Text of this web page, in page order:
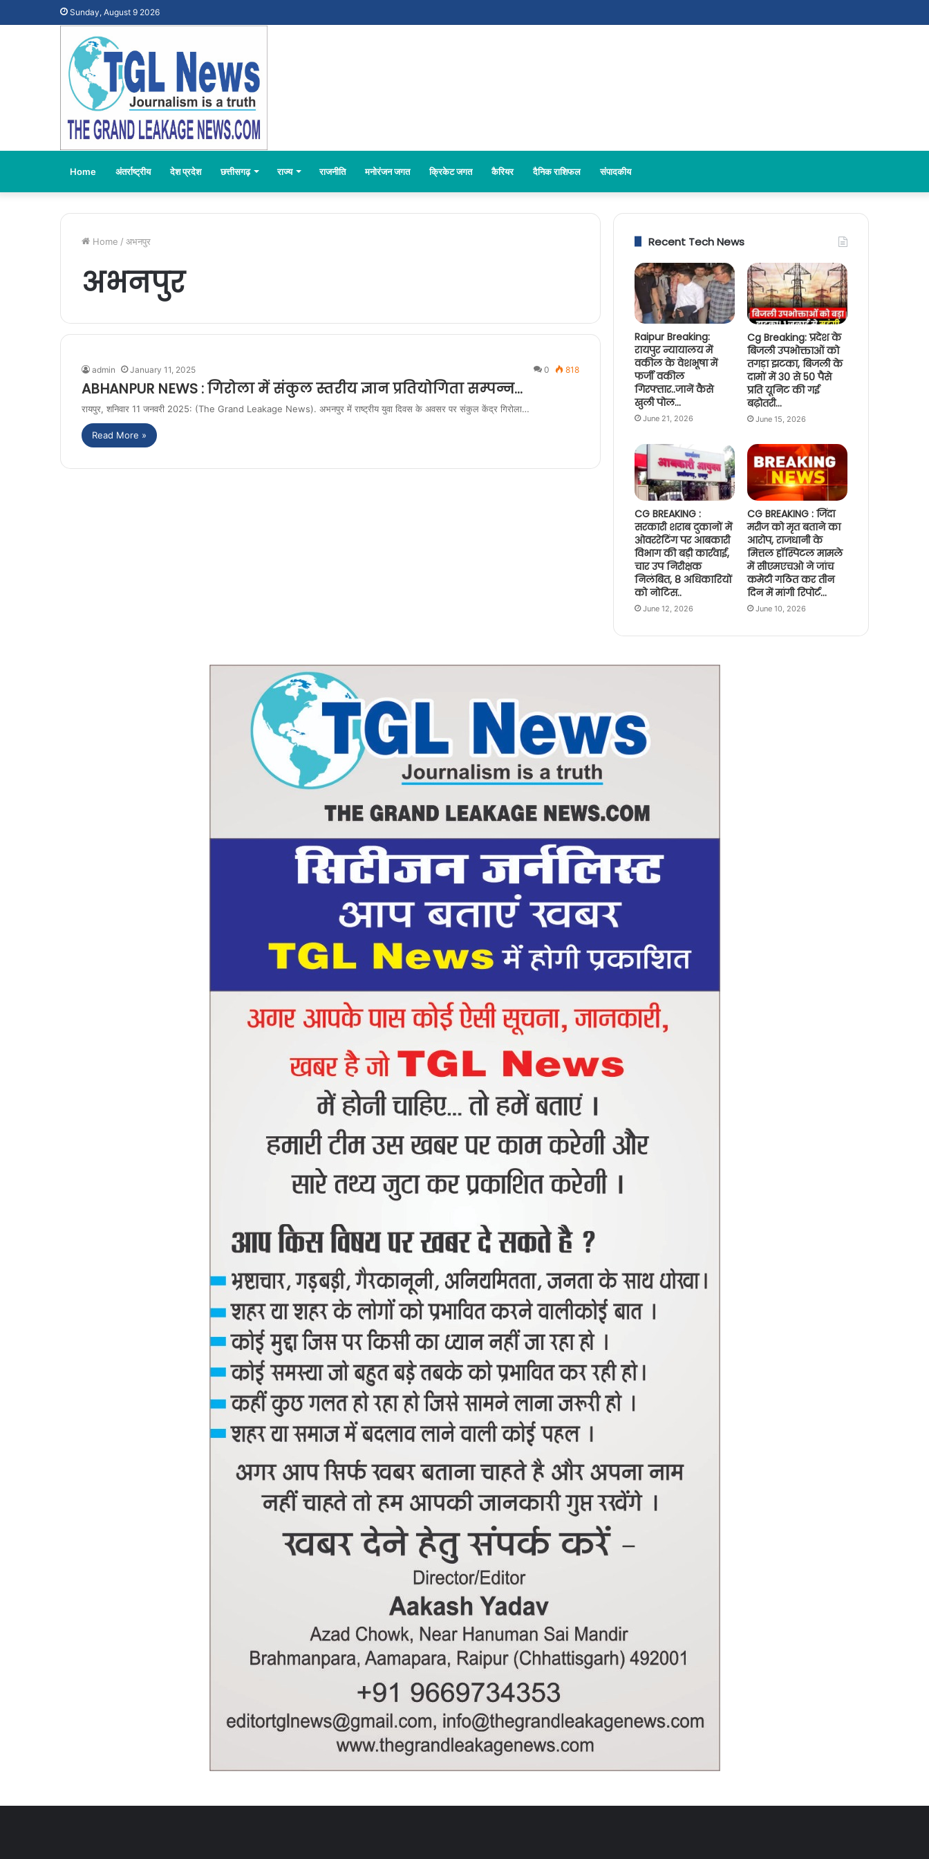
Sunday, August 9 2026
Home अंतर्राष्ट्रीय देश प्रदेश छत्तीसगढ़ राज्य राजनीति मनोरंजन जगत क्रिकेट जगत कैरियर दैनिक राशिफल संपादकीय
Home / अभनपुर
अभनपुर
admin January 11, 2025 0 818
ABHANPUR NEWS : गिरोला में संकुल स्तरीय ज्ञान प्रतियोगिता सम्पन्न…
रायपुर, शनिवार 11 जनवरी 2025: (The Grand Leakage News). अभनपुर में राष्ट्रीय युवा दिवस के अवसर पर संकुल केंद्र गिरोला…
Read More »
Recent Tech News
Raipur Breaking:
रायपुर न्यायालय में
वकील के वेशभूषा में
फर्जी वकील
गिरफ्तार..जानें कैसे
खुली पोल…
June 21, 2026
Cg Breaking: प्रदेश के
बिजली उपभोक्ताओं को
तगड़ा झटका, बिजली के
दामों में 30 से 50 पैसे
प्रति यूनिट की गई
बढ़ोतरी…
June 15, 2026
CG BREAKING :
सरकारी शराब दुकानों में
ओवररेटिंग पर आबकारी
विभाग की बड़ी कार्रवाई,
चार उप निरीक्षक
निलंबित, 8 अधिकारियों
को नोटिस..
June 12, 2026
CG BREAKING : जिंदा
मरीज को मृत बताने का
आरोप, राजधानी के
मित्तल हॉस्पिटल मामले
में सीएमएचओ ने जांच
कमेटी गठित कर तीन
दिन में मांगी रिपोर्ट…
June 10, 2026